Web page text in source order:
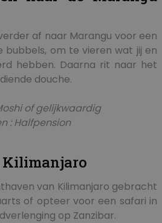
af naar Marangu voor een
bubbels, om te vieren wat jij en
hebben. Daarna rit naar het
douche.
of gelijkwaardig
: Halfpension
Kilimanjaro
van Kilimanjaro gebracht
of opteer voor een safari in
op Zanzibar.